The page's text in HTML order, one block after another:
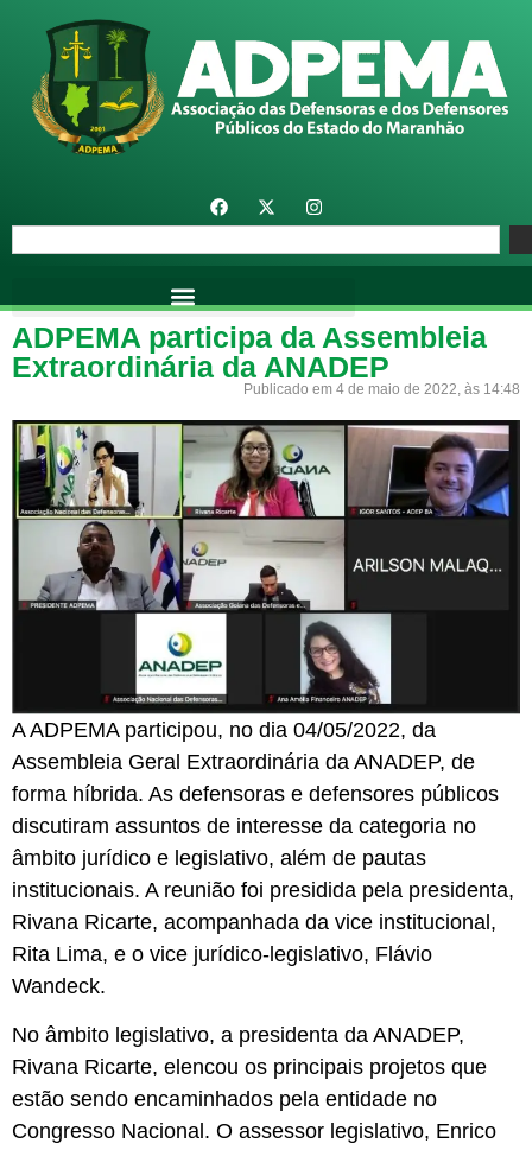
ADPEMA participa da Assembleia
Extraordinária da ANADEP
Publicado em 4 de maio de 2022, às 14:48
A ADPEMA participou, no dia 04/05/2022, da
Assembleia Geral Extraordinária da ANADEP, de
forma híbrida. As defensoras e defensores públicos
discutiram assuntos de interesse da categoria no
âmbito jurídico e legislativo, além de pautas
institucionais. A reunião foi presidida pela presidenta,
Rivana Ricarte, acompanhada da vice institucional,
Rita Lima, e o vice jurídico-legislativo, Flávio
Wandeck.
No âmbito legislativo, a presidenta da ANADEP,
Rivana Ricarte, elencou os principais projetos que
estão sendo encaminhados pela entidade no
Congresso Nacional. O assessor legislativo, Enrico